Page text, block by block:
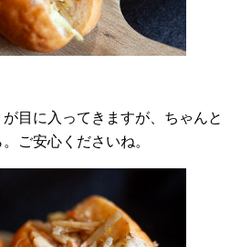
目に入ってきますが、ちゃんと
ご安心くださいね。